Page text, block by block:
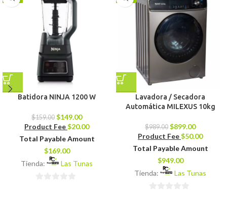
Batidora NINJA 1200 W
$159.00 $149.00
Product Fee$20.00
Total Payable Amount
$169.00
Tienda:
Las Tunas
Lavadora / Secadora
Automática MILEXUS 10kg
$989.00 $899.00
Product Fee$50.00
Total Payable Amount
$949.00
Tienda:
Las Tunas